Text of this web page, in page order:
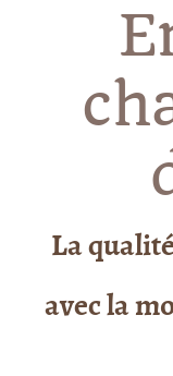
La
avec la